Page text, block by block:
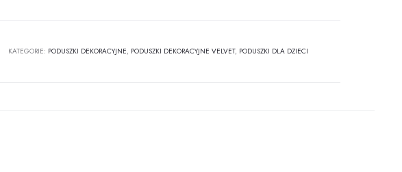
KATEGORIE: PODUSZKI DEKORACYJNE, PODUSZKI DEKORACYJNE VELVET, PODUSZKI DLA DZIECI